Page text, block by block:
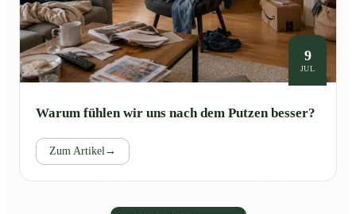
9
JUL
Warum fühlen wir uns nach dem Putzen besser?
Zum Artikel→